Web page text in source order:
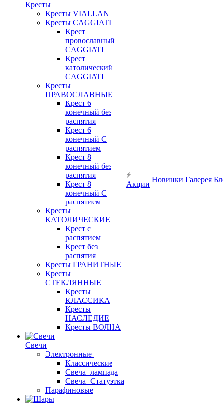
Кресты
Кресты VIALLAN
Кресты CAGGIATI
Крест
провославный
CAGGIATI
Крест
католический
CAGGIATI
Кресты
ПРАВОСЛАВНЫЕ
Крест 6
конечный без
распятия
Крест 6
конечный С
распятием
Крест 8
конечный без
распятия
Крест 8
конечный С
распятием
Кресты
КАТОЛИЧЕСКИЕ
Крест с
распятием
Крест без
распятия
Кресты ГРАНИТНЫЕ
Кресты
СТЕКЛЯННЫЕ
Кресты
КЛАССИКА
Кресты
НАСЛЕДИЕ
Кресты ВОЛНА
Свечи
Электронные
Классические
Свеча+лампада
Свеча+Статуэтка
Парафиновые
Акции
Новинки Галерея